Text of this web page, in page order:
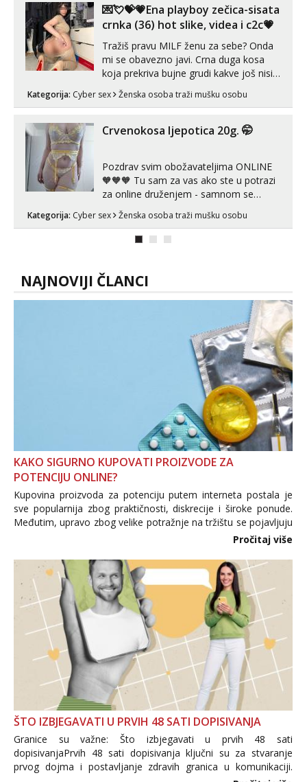
autentičnosti možeš me vidjeti na
videopozivu. 😉 S vama sam vec 5 ...
💌💘💝💗Ena playboy zečica-sisata
crnka (36) hot slike, videa i c2c💗
Tražiš pravu MILF ženu za sebe? Onda
mi se obavezno javi. Crna duga kosa
koja prekriva bujne grudi kakve još nisi
vidio, čista ŠESTICA! A usne? O usnama
bolje da ni ne pričam. Prave pune usne
vjeruj mi, takve još nisi vidio. Uvijek sam
spremna za ONLOINE zabavu...
Kategorija: Cyber sex Ženska osoba traži mušku osobu
Crvenokosa ljepotica 20g. 🤭
Pozdrav svim obožavateljima ONLINE
🧡🧡🧡 Tu sam za vas ako ste u potrazi
za online druženjem - samnom se
možete zabaviti preko videopoziva, ili
ako vam nisam dovoljna radim i u paru i
trojci s kolegicama, svaka je drugačija
Kategorija: Cyber sex Ženska osoba traži mušku osobu
NAJNOVIJI ČLANCI
KAKO SIGURNO KUPOVATI PROIZVODE ZA
POTENCIJU ONLINE?
Kupovina proizvoda za potenciju putem interneta postala je
sve popularnija zbog praktičnosti, diskrecije i široke ponude.
Međutim, upravo zbog velike potražnje na tržištu se pojavljuju
i brojni krivotvoreni proizvodi, nepouzdane internetske
Pročitaj više
ŠTO IZBJEGAVATI U PRVIH 48 SATI DOPISIVANJA
Granice su važne: Što izbjegavati u prvih 48 sati
dopisivanjaPrvih 48 sati dopisivanja ključni su za stvaranje
prvog dojma i postavljanje zdravih granica u komunikaciji.